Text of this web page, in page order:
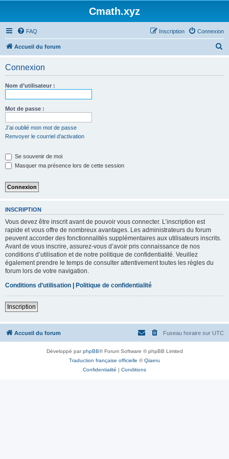
Cmath.xyz
FAQ Connexion
Inscription
Accueil du forum
Connexion
Nom d’utilisateur :
Mot de passe :
J’ai oublié mon mot de passe
Renvoyer le courriel d’activation
Se souvenir de moi
Masquer ma présence lors de cette session
INSCRIPTION
Vous devez être inscrit avant de pouvoir vous connecter. L’inscription est
rapide et vous offre de nombreux avantages. Les administrateurs du forum
peuvent accorder des fonctionnalités supplémentaires aux utilisateurs inscrits.
Avant de vous inscrire, assurez-vous d’avoir pris connaissance de nos
conditions d’utilisation et de notre politique de confidentialité. Veuillez
également prendre le temps de consulter attentivement toutes les règles du
forum lors de votre navigation.
Conditions d’utilisation | Politique de confidentialité
Inscription
Accueil du forum Fuseau horaire sur UTC
Développé parphpBB® Forum Software © phpBB Limited
Traduction française officielle ©Qiaeru
Confidentialité | Conditions